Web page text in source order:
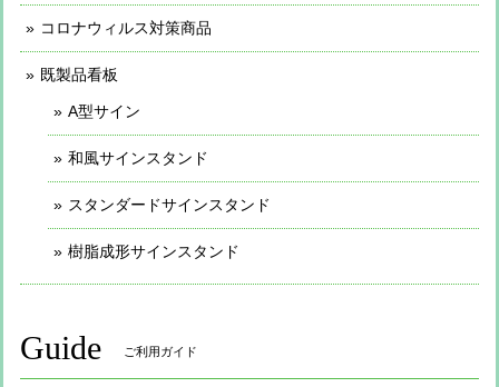
コロナウィルス対策商品
既製品看板
A型サイン
和風サインスタンド
スタンダードサインスタンド
樹脂成形サインスタンド
Guide ご利用ガイド